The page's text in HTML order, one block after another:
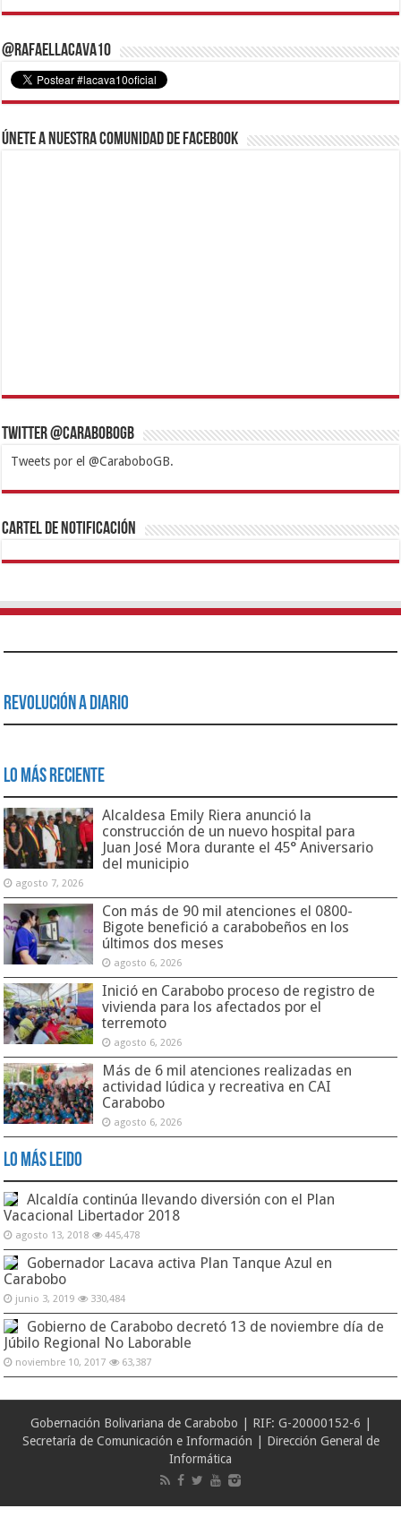
@RafaelLacava10
Únete a nuestra comunidad de Facebook
Twitter @CaraboboGB
Tweets por el @CaraboboGB.
1xbetBetturkeyBetistKralbetSupertotobetTipobetMatadorbetMariobet
https://mvbcasino.com/
Cartel de Notificación
Revolución a Diario
Lo Más Reciente
Alcaldesa Emily Riera anunció la
construcción de un nuevo hospital para
Juan José Mora durante el 45° Aniversario
del municipio
agosto 7, 2026
Con más de 90 mil atenciones el 0800-
Bigote benefició a carabobeños en los
últimos dos meses
agosto 6, 2026
Inició en Carabobo proceso de registro de
vivienda para los afectados por el
terremoto
agosto 6, 2026
Más de 6 mil atenciones realizadas en
actividad lúdica y recreativa en CAI
Carabobo
agosto 6, 2026
Lo Más Leido
Alcaldía continúa llevando diversión con el Plan
Vacacional Libertador 2018
agosto 13, 2018 445,478
Gobernador Lacava activa Plan Tanque Azul en
Carabobo
junio 3, 2019 330,484
Gobierno de Carabobo decretó 13 de noviembre día de
Júbilo Regional No Laborable
noviembre 10, 2017 63,387
Gobernación Bolivariana de Carabobo | RIF: G-20000152-6 |
Secretaría de Comunicación e Información | Dirección General de
Informática